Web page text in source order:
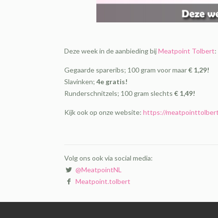
Deze week in de aanbieding bijMeatpoint Tolbert:
Gegaarde spareribs; 100 gram voor maar€ 1,29!
Slavinken;4e gratis!
Runderschnitzels; 100 gram slechts € 1,49!
Kijk ook op onze website:https://
Volg ons ook via social media:
@MeatpointNL
Meatpoint.tolbert